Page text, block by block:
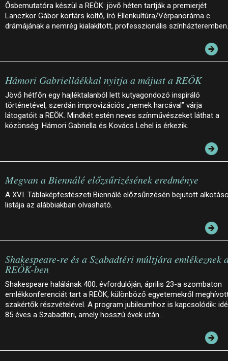
Ősbemutatóra készül a REÖK: jövő héten tartják a premierjét
Lanczkor Gábor kortárs költő, író Ellenkultúra/Vérpanoráma c.
drámájának a nemrég kialakított, professzionális színházteremben.
Hámori Gabrielláékkal nyitja a májust a REÖK
Jövő hétfőn egy hajléktalanból lett kutyagondozó inspiráló
történetével, szerdán improvizációs „nemek harcával” várja
látogatóit a REÖK. Mindkét estén neves színművészeket láthat a
közönség: Hámori Gabriella és Kovács Lehel is érkezik.
Megvan a Biennálé előzsűrizésének eredménye
A XVI. Táblaképfestészeti Biennálé előzsűrizésén bejutott
listája az alábbiakban olvasható.
Shakespeare-re és a Szabadtéri múltjára emlékeznek
REÖK-ben
Shakespeare halálának 400. évfordulóján, április 23-a szombaton
emlékkonferenciát tart a REÖK, különböző egyetemekről
szakértők részvételével. A program jubileumhoz is kapcsolódik:
85 éves a Szabadtéri, amely hosszú évek után…